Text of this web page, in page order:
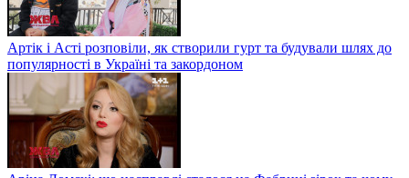
Артік і Асті розповіли, як створили гурт та будували шлях до
популярності в Україні та закордоном